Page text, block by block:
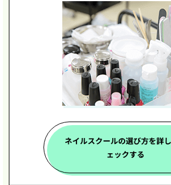
ネイルスクールの選び方を詳
ェックする